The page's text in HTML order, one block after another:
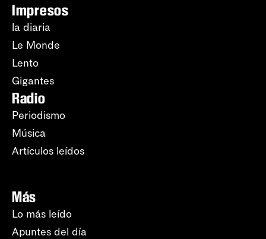
Impresos
la diaria
Le Monde
Lento
Gigantes
Radio
Periodismo
Música
Artículos leídos
Más
Lo más leído
Apuntes del día